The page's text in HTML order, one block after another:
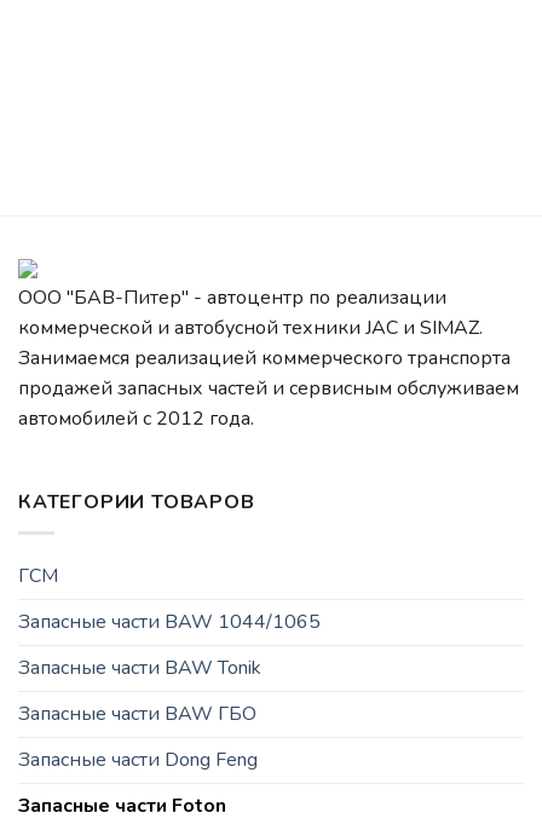
ООО "БАВ-Питер" - автоцентр по реализации
коммерческой и автобусной техники JAC и SIMAZ.
Занимаемся реализацией коммерческого транспорта
продажей запасных частей и сервисным обслуживаем
автомобилей c 2012 года.
КАТЕГОРИИ ТОВАРОВ
ГСМ
Запасные части BAW 1044/1065
Запасные части BAW Tonik
Запасные части BAW ГБО
Запасные части Dong Feng
Запасные части Foton